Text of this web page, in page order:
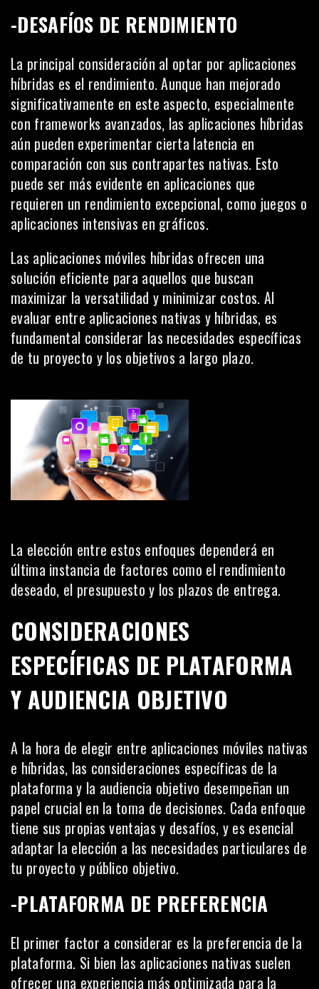
-DESAFÍOS DE RENDIMIENTO
La principal consideración al optar por aplicaciones
híbridas es el rendimiento. Aunque han mejorado
significativamente en este aspecto, especialmente
con frameworks avanzados, las aplicaciones híbridas
aún pueden experimentar cierta latencia en
comparación con sus contrapartes nativas. Esto
puede ser más evidente en aplicaciones que
requieren un rendimiento excepcional, como juegos o
aplicaciones intensivas en gráficos.
Las aplicaciones móviles híbridas ofrecen una
solución eficiente para aquellos que buscan
maximizar la versatilidad y minimizar costos. Al
evaluar entre aplicaciones nativas y híbridas, es
fundamental considerar las necesidades específicas
de tu proyecto y los objetivos a largo plazo.
La elección entre estos enfoques dependerá en
última instancia de factores como el rendimiento
deseado, el presupuesto y los plazos de entrega.
CONSIDERACIONES
ESPECÍFICAS DE PLATAFORMA
Y AUDIENCIA OBJETIVO
A la hora de elegir entre aplicaciones móviles nativas
e híbridas, las consideraciones específicas de la
plataforma y la audiencia objetivo desempeñan un
papel crucial en la toma de decisiones. Cada enfoque
tiene sus propias ventajas y desafíos, y es esencial
adaptar la elección a las necesidades particulares de
tu proyecto y público objetivo.
-PLATAFORMA DE PREFERENCIA
El primer factor a considerar es la preferencia de la
plataforma. Si bien las aplicaciones nativas suelen
ofrecer una experiencia más optimizada para la